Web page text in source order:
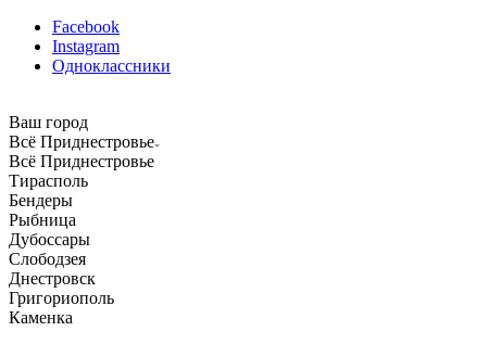
Facebook
Instagram
Одноклассники
Ваш город
Всё Приднестровье
Всё Приднестровье
Тирасполь
Бендеры
Рыбница
Дубоссары
Слободзея
Днестровск
Григориополь
Каменка